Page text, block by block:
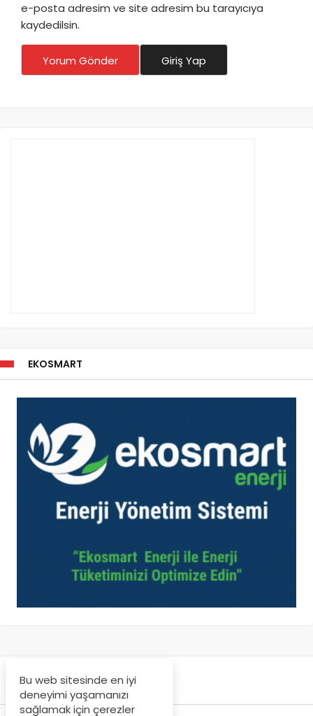
e-posta adresim ve site adresim bu tarayıcıya
kaydedilsin.
Yorum Gönder Giriş Yap
EKOSMART
Bu web sitesinde en iyi
deneyimi yaşamanızı
sağlamak için çerezler